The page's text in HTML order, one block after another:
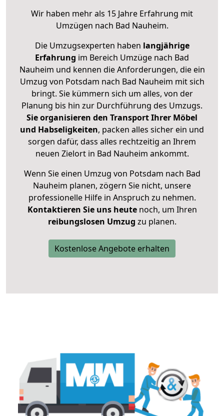
Wir haben mehr als 15 Jahre Erfahrung mit
Umzügen nach Bad Nauheim.
Die Umzugsexperten haben langjährige
Erfahrung im Bereich Umzüge nach Bad
Nauheim und kennen die Anforderungen, die ein
Umzug von Potsdam nach Bad Nauheim mit sich
bringt. Sie kümmern sich um alles, von der
Planung bis hin zur Durchführung des Umzugs.
Sie organisieren den Transport Ihrer Möbel
und Habseligkeiten, packen alles sicher ein und
sorgen dafür, dass alles rechtzeitig an Ihrem
neuen Zielort in Bad Nauheim ankommt.
Wenn Sie einen Umzug von Potsdam nach Bad
Nauheim planen, zögern Sie nicht, unsere
professionelle Hilfe in Anspruch zu nehmen.
Kontaktieren Sie uns heutenoch, um Ihren
reibungslosen Umzug zu planen.
Kostenlose Angebote erhalten